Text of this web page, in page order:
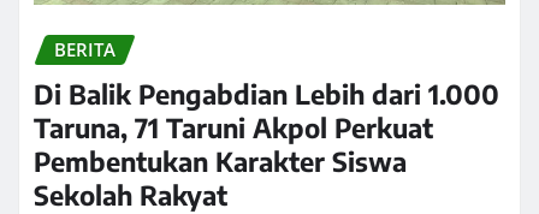
BERITA
Di Balik Pengabdian Lebih dari 1.000
Taruna, 71 Taruni Akpol Perkuat
Pembentukan Karakter Siswa
Sekolah Rakyat